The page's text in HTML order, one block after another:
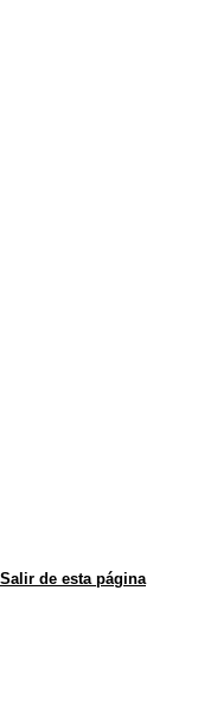
Salir de esta página